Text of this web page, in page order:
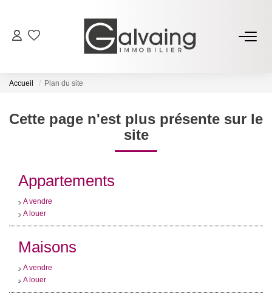
PROGRAMMES NEUFS
GESTION LOCATIVE
Qui Sommes-Nous
Accueil Plan du site
Cette page n'est plus présente sur le
site
Appartements
A vendre
A louer
Maisons
A vendre
A louer